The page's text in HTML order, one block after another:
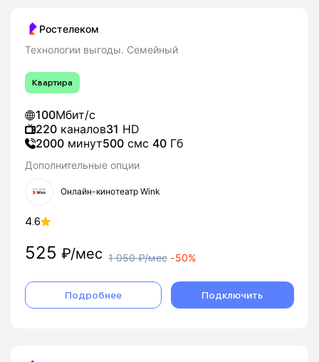
Ростелеком
Технологии выгоды. Семейный
Квартира
100Мбит/с
220 каналов31 HD
2000 минут500 смс 40 Гб
Дополнительные опции
Онлайн-кинотеатр Wink
4.6
525 ₽/мес 1 050₽/мес -50%
Подробнее Подключить